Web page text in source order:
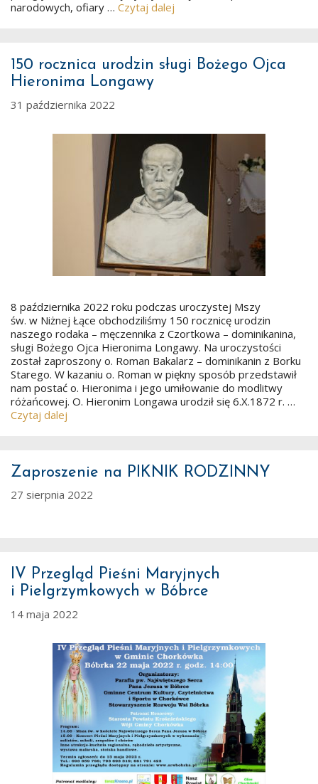
narodowych, ofiary … Czytaj dalej
150 rocznica urodzin sługi Bożego Ojca
Hieronima Longawy
31 października 2022
8 października 2022 roku podczas uroczystej Mszy
św. w Niżnej Łące obchodziliśmy 150 rocznicę urodzin
naszego rodaka – męczennika z Czortkowa – dominikanina,
sługi Bożego Ojca Hieronima Longawy. Na uroczystości
został zaproszony o. Roman Bakalarz – dominikanin z Borku
Starego. W kazaniu o. Roman w piękny sposób przedstawił
nam postać o. Hieronima i jego umiłowanie do modlitwy
różańcowej. O. Hieronim Longawa urodził się 6.X.1872 r. …
Czytaj dalej
Zaproszenie na PIKNIK RODZINNY
27 sierpnia 2022
IV Przegląd Pieśni Maryjnych
i Pielgrzymkowych w Bóbrce
14 maja 2022